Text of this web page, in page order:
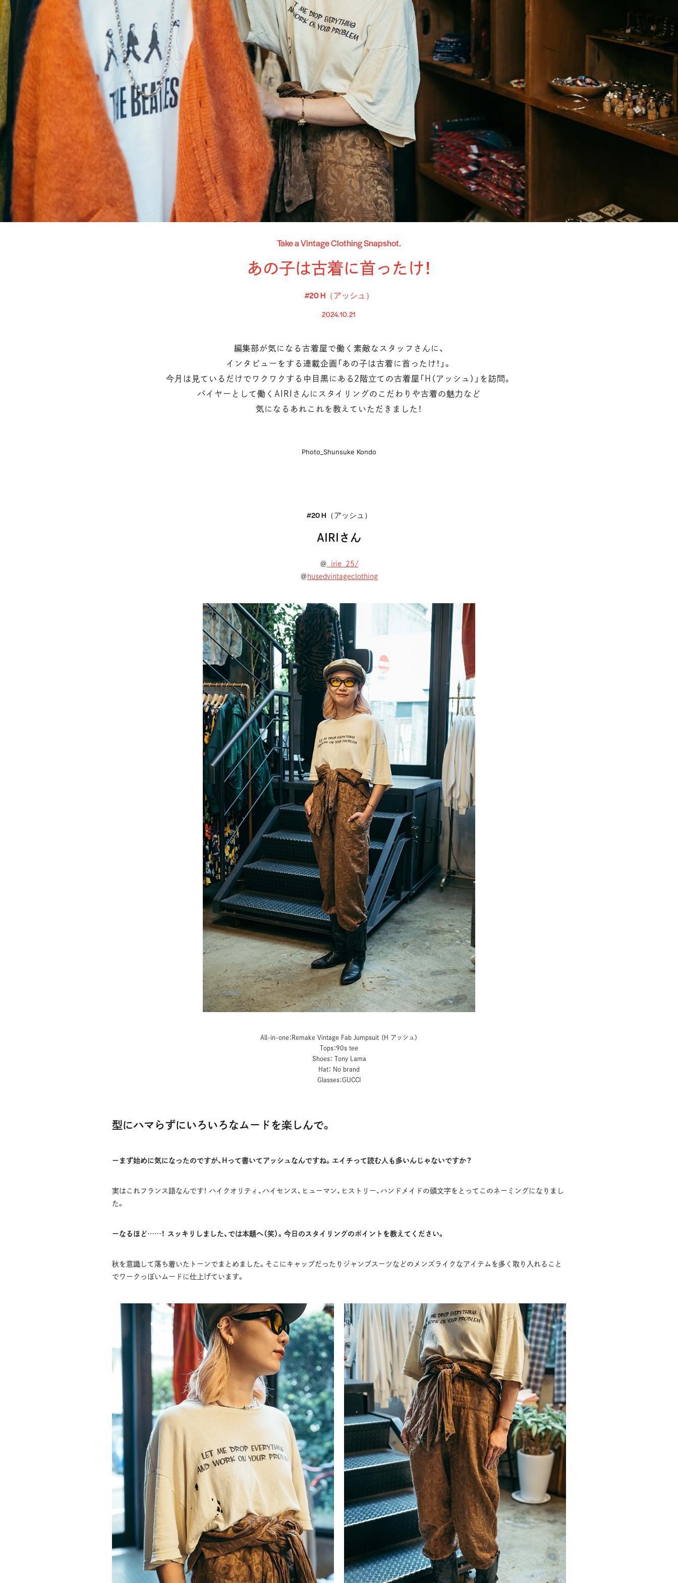
Take a Vintage Clothing Snapshot.
あの子は古着に首ったけ！
#20 H（アッシュ）
2024.10.21
編集部が気になる古着屋で働く素敵なスタッフさんに、
インタビューをする連載企画「あの子は古着に首ったけ！」。
今月は見ているだけでワクワクする中目黒にある2階立ての古着屋「H（アッシュ）」を訪問。
バイヤーとして働くAIRIさんにスタイリングのこだわりや古着の魅力など
気になるあれこれを教えていただきました！
Photo_Shunsuke Kondo
#20 H（アッシュ）
AIRIさん
＠ _irie_25/
＠ husedvintageclothing
All-in-one：Remake Vintage Fab Jumpsuit （H アッシュ）
Tops：90s tee
Shoes： Tony Lama
Hat： No brand
Glasses：GUCCI
型にハマらずにいろいろなムードを楽しんで。
ーまず始めに気になったのですが、Hって書いてアッシュなんですね。エイチって読む人も多いんじゃないですか？
実はこれフランス語なんです！ ハイクオリティ、ハイセンス、ヒューマン、ヒストリー、ハンドメイドの頭文字をとってこのネーミングになりまし
た。
ーなるほど……！ スッキリしました、では本題へ（笑）。今日のスタイリングのポイントを教えてください。
秋を意識して落ち着いたトーンでまとめました。そこにキャップだったりジャンプスーツなどのメンズライクなアイテムを多く取り入れること
でワークっぽいムードに仕上げています。